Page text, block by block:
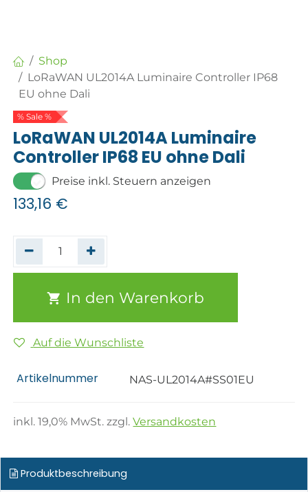
Shop
LoRaWAN UL2014A Luminaire Controller IP68
EU ohne Dali
% Sale %
LoRaWAN UL2014A Luminaire
Controller IP68 EU ohne Dali
Preise inkl. Steuern anzeigen
133,16 €
In den Warenkorb
Auf die Wunschliste
Artikelnummer NAS-UL2014A#SS01EU
inkl.19,0% MwSt. zzgl.Versandkosten
Produktbeschreibung